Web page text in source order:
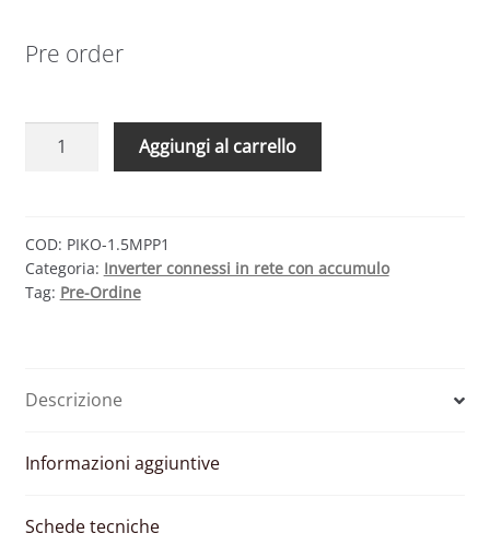
Pre order
Kostal
1.5
–
INVERTER
1500W
quantità
Aggiungi al carrello
COD: PIKO-1.5MPP1
Categoria: Inverter connessi in rete con accumulo
Tag: Pre-Ordine
Descrizione
Informazioni aggiuntive
Schede tecniche